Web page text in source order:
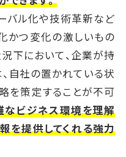
バル化や技術革新など
かつ変化の激しいもの
下において、企業が持
自社の置かれている状
を策定することが不可
なビジネス環境を理解
を提供してくれる強力